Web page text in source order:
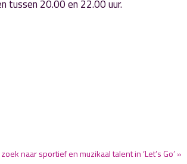
tussen 20.00 en 22.00 uur.
naar sportief en muzikaal talent in ‘Let’s Go’ »